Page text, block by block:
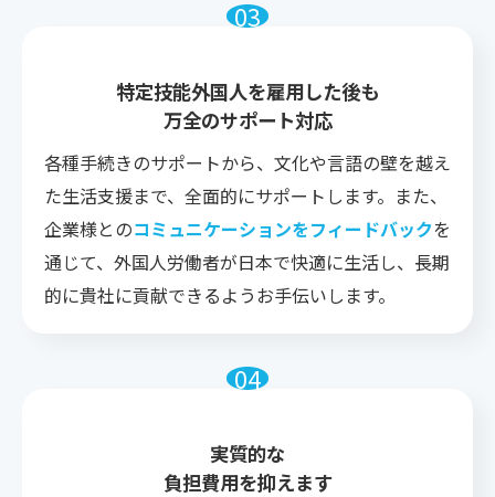
特定技能外国人を雇用した後も
万全のサポート対応
各種手続きのサポートから、文化や言語の壁を越え
た生活支援まで、全面的にサポートします。また、
企業様とのコミュニケーションをフィードバックを
通じて、外国人労働者が日本で快適に生活し、長期
的に貴社に貢献できるようお手伝いします。
実質的な
負担費用を抑えます